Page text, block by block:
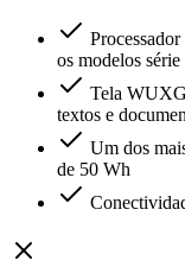
os modelos
Tela
textos e
Um dos
de 50 Wh